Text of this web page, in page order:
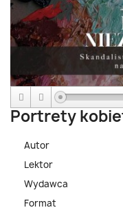
Portrety
Autor
Lektor
Wydawca
Format